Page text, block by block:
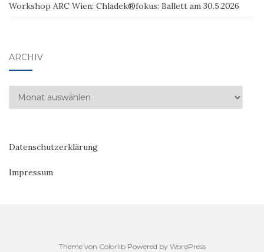
Workshop ARC Wien: Chladek®fokus: Ballett am 30.5.2026
ARCHIV
Archiv
Datenschutzerklärung
Impressum
Theme von ColorlibPowered by WordPress